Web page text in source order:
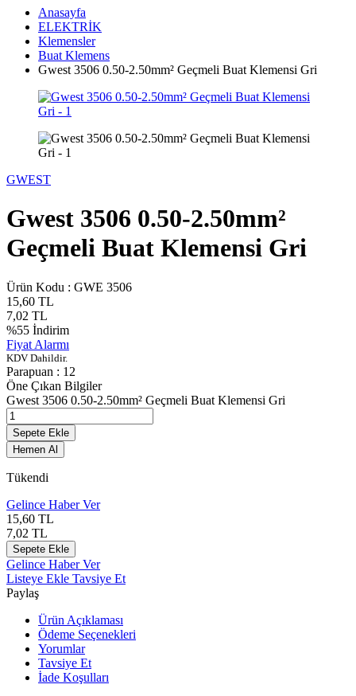
Anasayfa
ELEKTRİK
Klemensler
Buat Klemens
Gwest 3506 0.50-2.50mm² Geçmeli Buat Klemensi Gri
GWEST
Gwest 3506 0.50-2.50mm²
Geçmeli Buat Klemensi Gri
Ürün Kodu : GWE 3506
15,60 TL
7,02 TL
%55 İndirim
Fiyat Alarmı
KDV Dahildir.
Parapuan : 12
Öne Çıkan Bilgiler
Gwest 3506 0.50-2.50mm² Geçmeli Buat Klemensi Gri
Sepete Ekle
Hemen Al
Tükendi
Gelince Haber Ver
15,60 TL
7,02 TL
Sepete Ekle
Gelince Haber Ver
Listeye Ekle Tavsiye Et
Paylaş
Ürün Açıklaması
Ödeme Seçenekleri
Yorumlar
Tavsiye Et
İade Koşulları